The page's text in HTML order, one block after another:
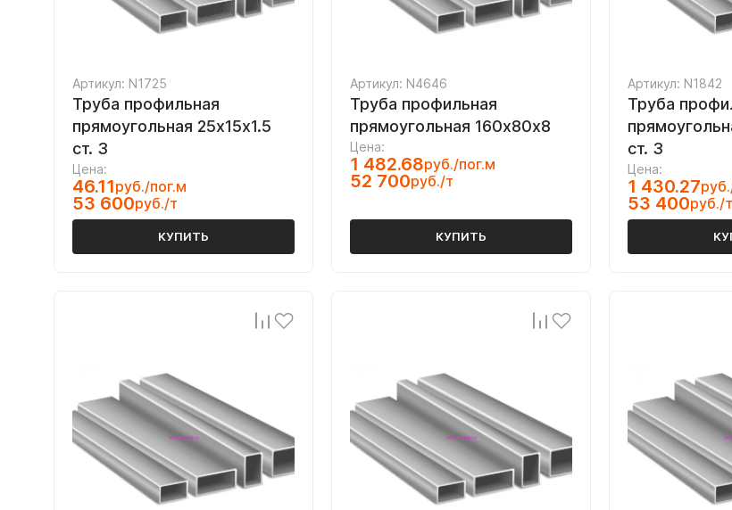
Артикул: N1725
Труба профильная
прямоугольная 25х15х1.5
ст. 3
Цена:
46.11руб./пог.м
53 600руб./т
КУПИТЬ
Артикул: N4646
Труба профильная
прямоугольная 160х80х8
Цена:
1 482.68руб./пог.м
52 700руб./т
КУПИТЬ
Артикул: N1842
Труба
ст. 3
Цена:
1 430.27
53 400руб./т